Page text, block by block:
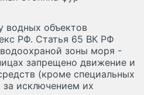
водных объектов
РФ. Статья 65 ВК РФ
зоны моря -
запрещено движение и
(кроме специальных
за исключением их